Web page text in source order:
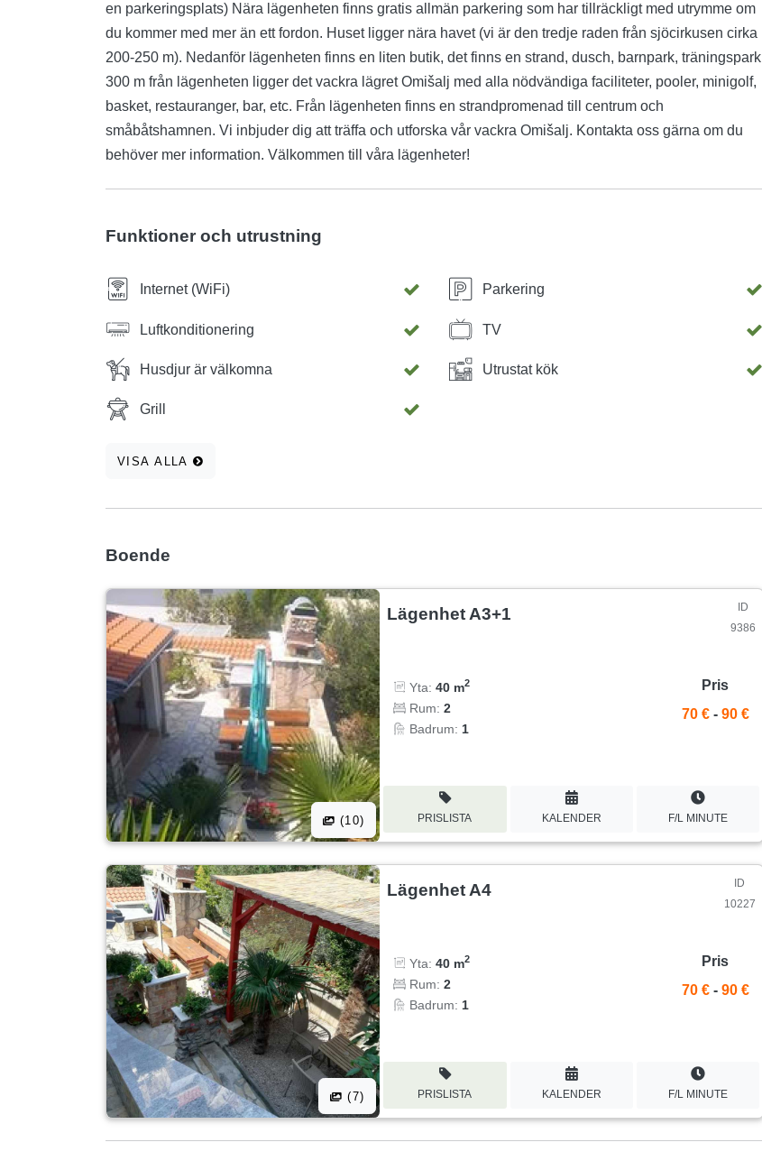
en parkeringsplats) Nära lägenheten finns gratis allmän parkering som har tillräckligt med utrymme om
du kommer med mer än ett fordon. Huset ligger nära havet (vi är den tredje raden från sjöcirkusen cirka
200-250 m). Nedanför lägenheten finns en liten butik, det finns en strand, dusch, barnpark, träningspark
300 m från lägenheten ligger det vackra lägret Omišalj med alla nödvändiga faciliteter, pooler, minigolf,
basket, restauranger, bar, etc. Från lägenheten finns en strandpromenad till centrum och
småbåtshamnen. Vi inbjuder dig att träffa och utforska vår vackra Omišalj. Kontakta oss gärna om du
behöver mer information. Välkommen till våra lägenheter!
Funktioner och utrustning
Internet (WiFi) Parkering
Luftkonditionering TV
Husdjur är välkomna Utrustat kök
Grill
VISA ALLA
Boende
(10)
Lägenhet A3+1
ID
9386
Yta:40 m2
Rum:2
Badrum: 1
Pris
70 € - 90 €
PRISLISTA KALENDER F/L MINUTE
(7)
Lägenhet A4
ID
10227
Yta:40 m2
Rum:2
Badrum: 1
Pris
70 € - 90 €
PRISLISTA KALENDER F/L MINUTE